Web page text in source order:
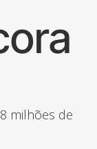
milhões de